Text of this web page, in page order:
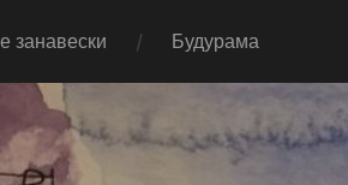
занавески Будурама